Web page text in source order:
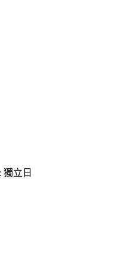
獨立日